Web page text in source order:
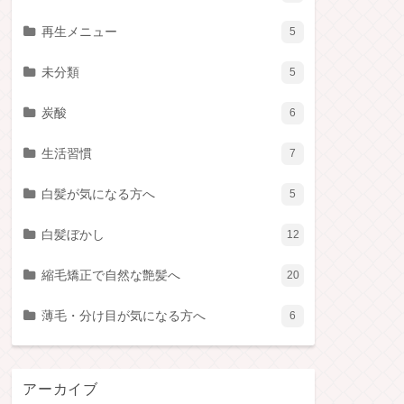
再生メニュー 5
未分類 5
炭酸 6
生活習慣 7
白髪が気になる方へ 5
白髪ぼかし 12
縮毛矯正で自然な艶髪へ 20
薄毛・分け目が気になる方へ 6
アーカイブ